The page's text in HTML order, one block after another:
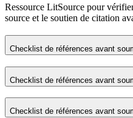
Ressource LitSource pour
source et le soutien de citation
Checklist de références avant
Checklist de références avant
Checklist de références avant